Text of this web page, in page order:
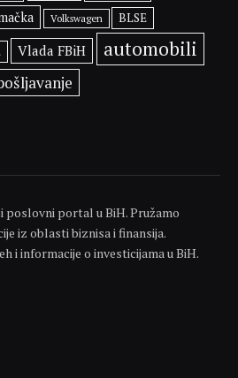
Volkswagen BLSE
Vlada FBiH automobili
poslovni portal u BiH. Pružamo
iz oblasti biznisa i finansija.
i informacije o investicijama u BiH.